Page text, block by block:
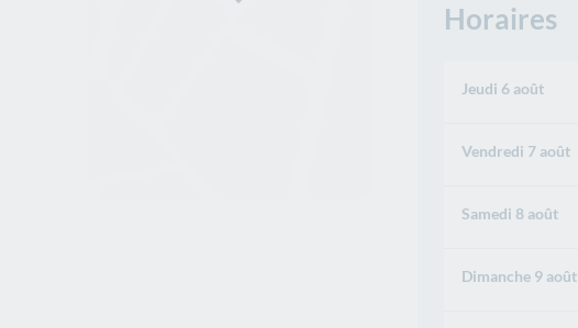
Horaires
Jeudi 6 août
Vendredi 7 août
Samedi 8 août
Dimanche 9 août